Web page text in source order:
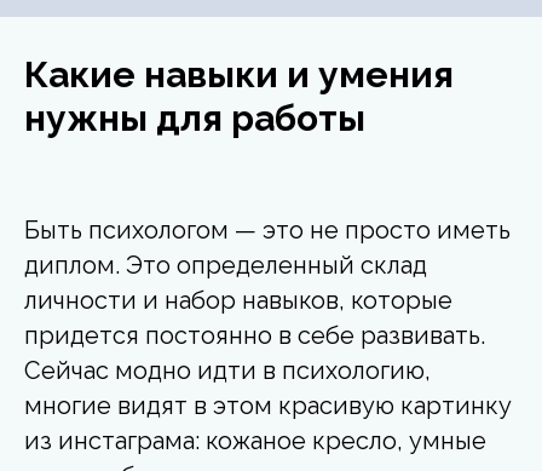
Какие навыки и умения
нужны для работы
Быть психологом — это не просто иметь
диплом. Это определенный склад
личности и набор навыков, которые
придется постоянно в себе развивать.
Сейчас модно идти в психологию,
многие видят в этом красивую картинку
из инстаграма: кожаное кресло, умные